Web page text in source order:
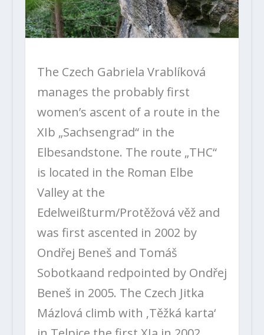
The Czech Gabriela Vrablíková
manages the probably first
women’s ascent of a route in the
XIb „Sachsengrad“ in the
Elbesandstone. The route „THC“
is located in the Roman Elbe
Valley at the
Edelweißturm/Protěžová věž and
was first ascented in 2002 by
Ondřej Beneš and Tomáš
Sobotkaand redpointed by Ondřej
Beneš in 2005. The Czech Jitka
Mázlová climb with ‚Těžká karta‘